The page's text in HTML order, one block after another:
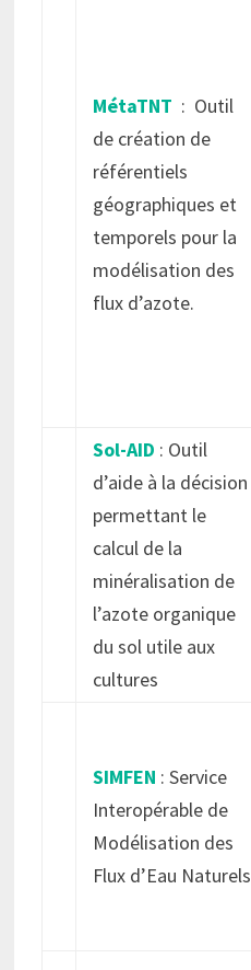
MétaTNT : Outil
de création de
référentiels
géographiques et
temporels pour la
modélisation des
flux d’azote.
Sol-AID : Outil
d’aide à la décision
permettant le
calcul de la
minéralisation de
l’azote organique
du sol utile aux
cultures
SIMFEN : Service
Interopérable de
Modélisation des
Flux d’Eau Naturels